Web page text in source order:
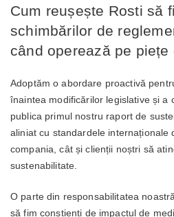
Cum reușește Rosti să
schimbărilor de
când operează pe
Adoptăm o abordare proactivă
înaintea modificărilor legislative și a
publica primul nostru raport de
aliniat cu standardele internaționale
compania, cât și clienții noștri să
sustenabilitate.
O parte din responsabilitatea
să fim conștienți de impactul de